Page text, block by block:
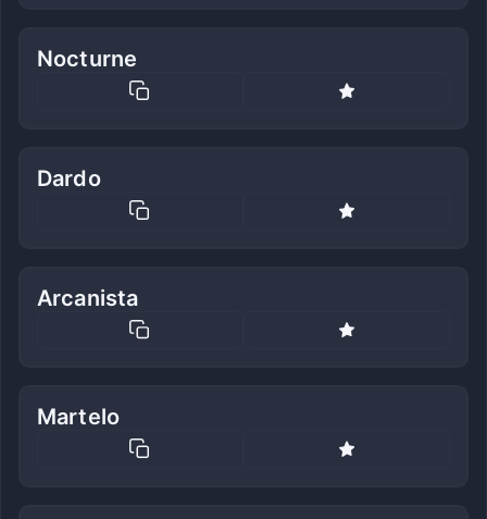
Nocturne
Dardo
Arcanista
Martelo